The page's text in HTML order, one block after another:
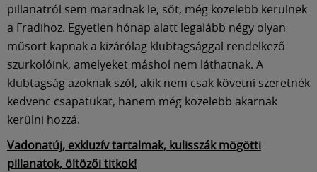
pillanatról sem maradnak le, sőt, még közelebb kerülnek
a Fradihoz. Egyetlen hónap alatt legalább négy olyan
műsort kapnak a kizárólag klubtagsággal rendelkező
szurkolóink, amelyeket máshol nem láthatnak. A
klubtagság azoknak szól, akik nem csak követni szeretnék
kedvenc csapatukat, hanem még közelebb akarnak
kerülni hozzá.
Vadonatúj, exkluzív tartalmak, kulisszák mögötti
pillanatok, öltözői titkok!